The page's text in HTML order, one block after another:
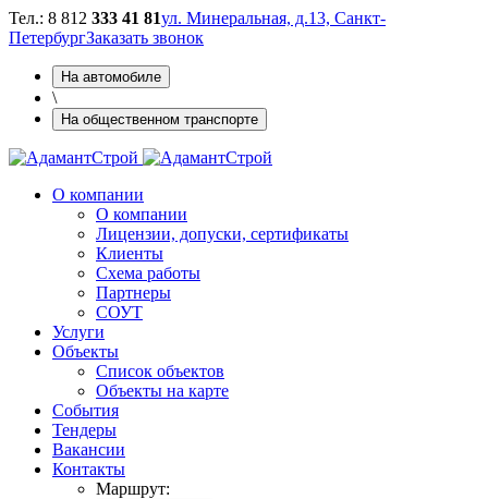
Тел.: 8 812 333 41 81ул. Минеральная, д.13, Санкт-
ПетербургЗаказать звонок
На автомобиле
\
На общественном транспорте
О компании
О компании
Лицензии, допуски, сертификаты
Клиенты
Схема работы
Партнеры
СОУТ
Услуги
Объекты
Cписок объектов
Объекты на карте
Cобытия
Тендеры
Вакансии
Контакты
Маршрут: